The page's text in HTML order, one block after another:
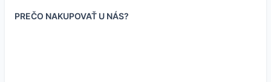
kompenzáciou náklonu
4.60€
PREČO NAKUPOVAŤ U NÁS?